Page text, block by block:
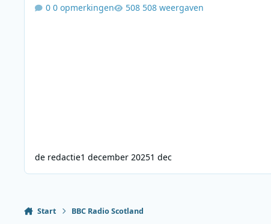
0 opmerkingen 508 weergaven
de redactie1 december 20251 dec
Start BBC Radio Scotland